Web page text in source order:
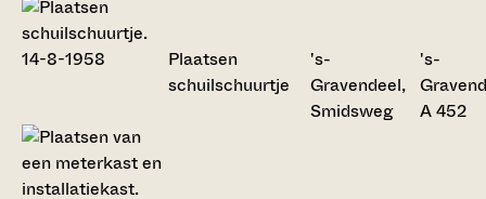
Plaatsen
schuilschuurtje
's-
Gravendeel,
Smidsweg
's-
A 452